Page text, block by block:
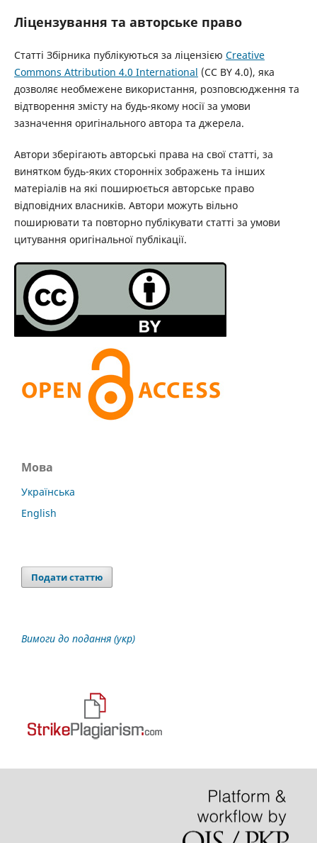
Ліцензування та авторське право
Статті Збірника публікуються за ліцензією Creative
Commons Attribution 4.0 International (CC BY 4.0), яка
дозволяє необмежене використання, розповсюдження та
відтворення змісту на будь-якому носії за умови
зазначення оригінального автора та джерела.
Автори зберігають авторські права на свої статті, за
винятком будь-яких сторонніх зображень та інших
матеріалів на які поширюється авторське право
відповідних власників. Автори можуть вільно
поширювати та повторно публікувати статті за умови
цитування оригінальної публікації.
Мова
Українська
English
Подати статтю
Вимоги до подання (укр)